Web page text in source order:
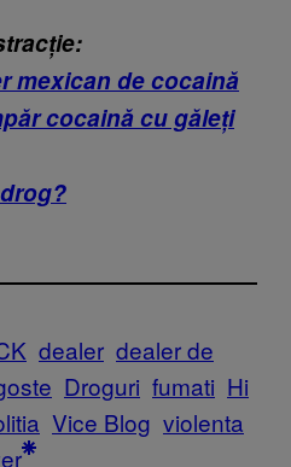
mexican de cocaină
cocaină cu găleți
dealer dealer de
Droguri fumati Hi
Vice Blog violenta